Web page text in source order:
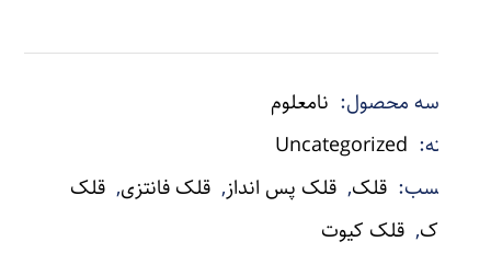
شناسه محصول: نامعلوم
دسته: Uncategorized
برچسب: قلک, قلک پس انداز, قلک فانتزی, قلک
کودک, قلک کیوت